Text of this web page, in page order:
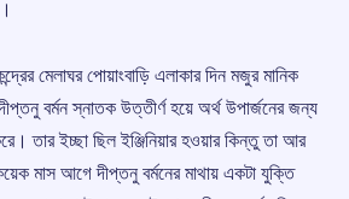
মেলাঘর পোয়াংবাড়ি এলাকার দিন মজুর মানিক
বর্মন স্নাতক উত্তীর্ণ হয়ে অর্থ উপার্জনের জন্য
তার ইচ্ছা ছিল ইঞ্জিনিয়ার হওয়ার কিন্তু তা আর
মাস আগে দীপ্তনু বর্মনের মাথায় একটা যুক্তি